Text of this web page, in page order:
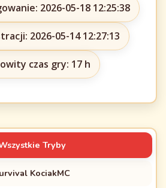
2026-05-18 12:25:38
2026-05-14 12:27:13
czas gry: 17 h
Tryby
KociakMC